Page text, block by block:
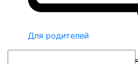
Для родителей